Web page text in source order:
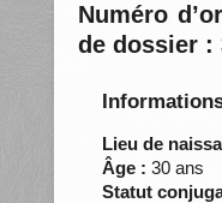
Numéro
de dossier :
Lieu de
Âge : 30 ans
Statut